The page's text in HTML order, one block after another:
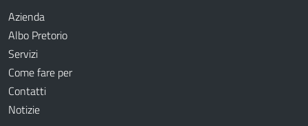
Azienda
Albo Pretorio
Servizi
Come fare per
Contatti
Notizie